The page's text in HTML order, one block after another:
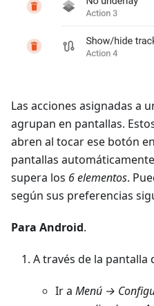
Las acciones asignadas a
agrupan en pantallas.
abren al tocar ese botón
pantallas
supera los 6 elementos.
según sus preferencias
Para Android.
A través de la pantalla
Ir a Menú →